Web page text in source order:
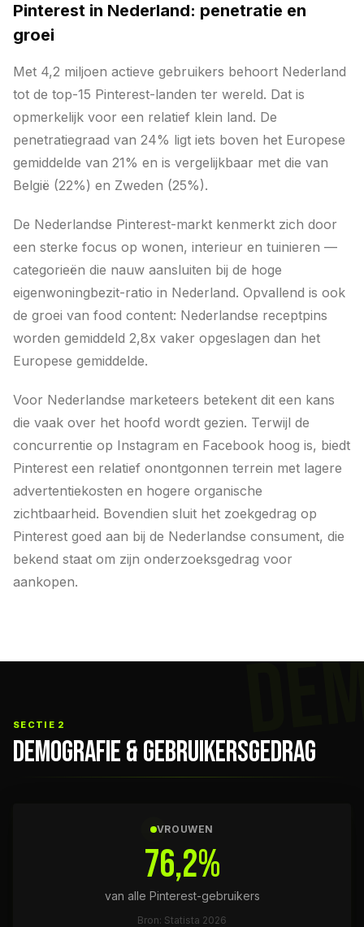
Pinterest in Nederland: penetratie en
groei
Met 4,2 miljoen actieve gebruikers behoort Nederland
tot de top-15 Pinterest-landen ter wereld. Dat is
opmerkelijk voor een relatief klein land. De
penetratiegraad van 24% ligt iets boven het Europese
gemiddelde van 21% en is vergelijkbaar met die van
België (22%) en Zweden (25%).
De Nederlandse Pinterest-markt kenmerkt zich door
een sterke focus op wonen, interieur en tuinieren —
categorieën die nauw aansluiten bij de hoge
eigenwoningbezit-ratio in Nederland. Opvallend is ook
de groei van food content: Nederlandse receptpins
worden gemiddeld 2,8x vaker opgeslagen dan het
Europese gemiddelde.
Voor Nederlandse marketeers betekent dit een kans
die vaak over het hoofd wordt gezien. Terwijl de
concurrentie op Instagram en Facebook hoog is, biedt
Pinterest een relatief onontgonnen terrein met lagere
advertentiekosten en hogere organische
zichtbaarheid. Bovendien sluit het zoekgedrag op
Pinterest goed aan bij de Nederlandse consument, die
bekend staat om zijn onderzoeksgedrag voor
aankopen.
SECTIE 2
DEMOGRAFIE & GEBRUIKERSGEDRAG
VROUWEN
76,2%
van alle Pinterest-gebruikers
Bron: Statista 2026